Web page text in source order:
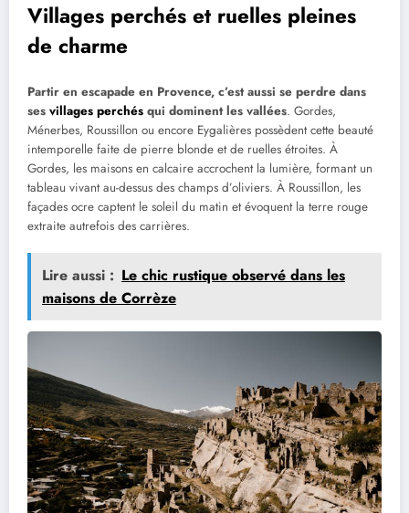
Villages perchés et ruelles pleines
de charme
Partir en escapade en Provence, c’est aussi se perdre dans
ses villages perchés qui dominent les vallées. Gordes,
Ménerbes, Roussillon ou encore Eygalières possèdent cette beauté
intemporelle faite de pierre blonde et de ruelles étroites. À
Gordes, les maisons en calcaire accrochent la lumière, formant un
tableau vivant au-dessus des champs d’oliviers. À Roussillon, les
façades ocre captent le soleil du matin et évoquent la terre rouge
extraite autrefois des carrières.
Lire aussi : Le chic rustique observé dans les
maisons de Corrèze